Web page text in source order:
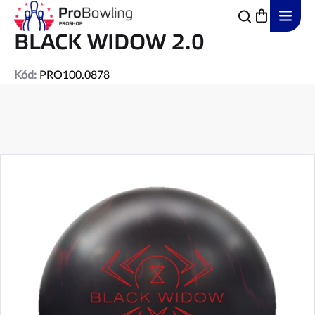
Přejít
obsah
BLACK WIDOW 2.0
Kód: PRO100.0878